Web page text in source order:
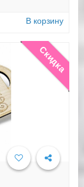
В корзину
Скидка